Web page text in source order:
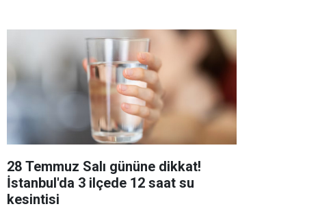
28 Temmuz Salı gününe dikkat!
İstanbul'da 3 ilçede 12 saat su
kesintisi